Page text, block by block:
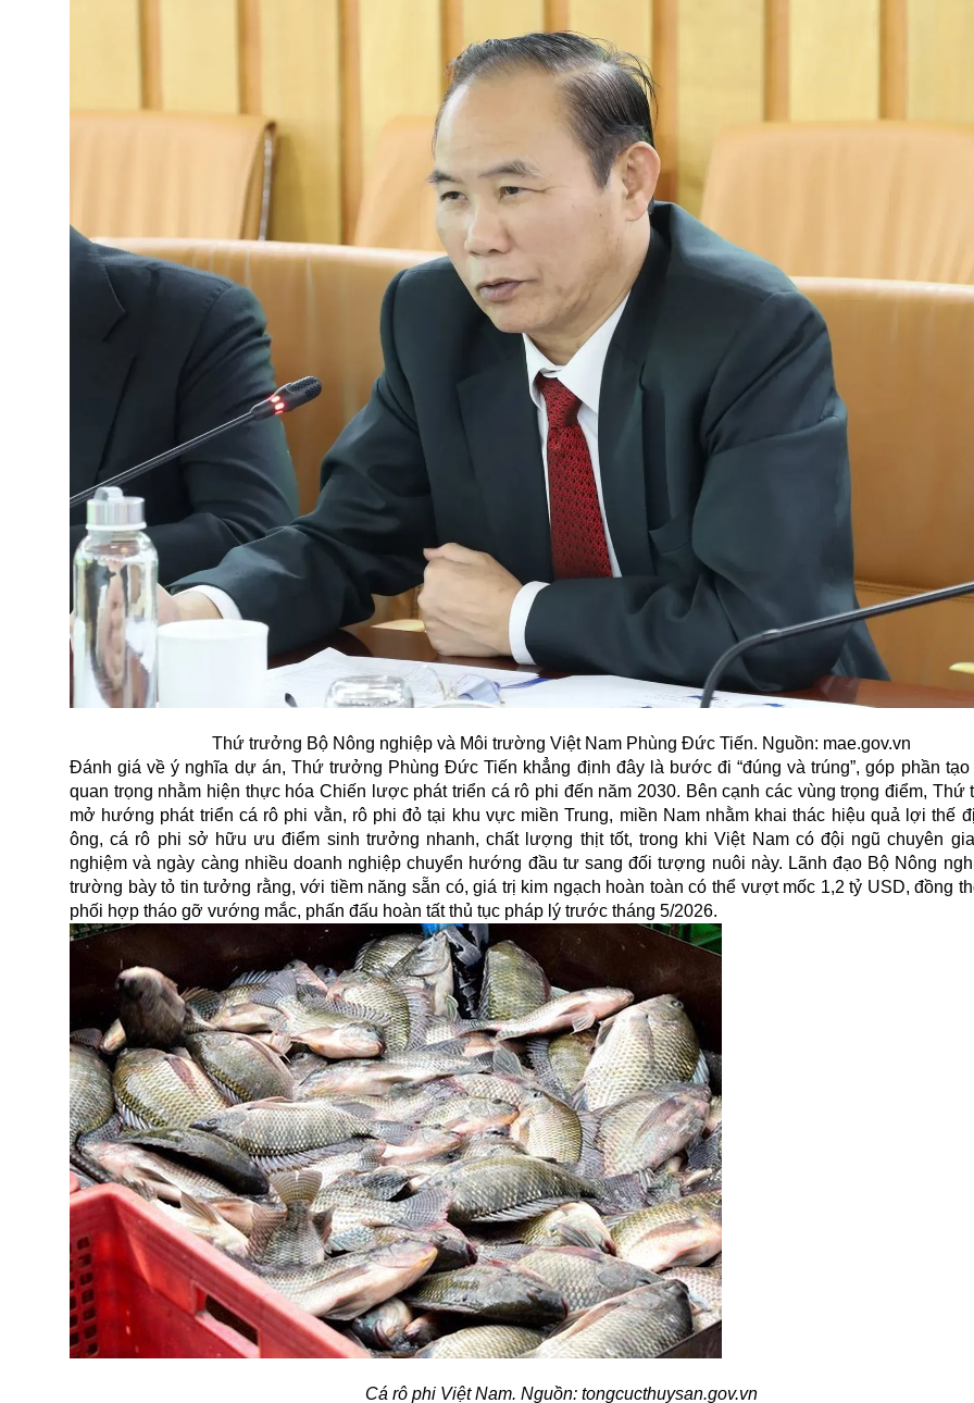
Thứ trưởng Bộ Nông nghiệp và Môi trường Việt Nam Phùng Đức Tiến. Nguồn: mae.gov.vn
Đánh giá về ý nghĩa dự án, Thứ trưởng Phùng Đức Tiến khẳng định đây là bước đi “đúng và trúng”, góp phần
quan trọng nhằm hiện thực hóa Chiến lược phát triển cá rô phi đến năm 2030. Bên cạnh các vùng trọng điểm, Thứ
mở hướng phát triển cá rô phi vằn, rô phi đỏ tại khu vực miền Trung, miền Nam nhằm khai thác hiệu quả lợi thế
ông, cá rô phi sở hữu ưu điểm sinh trưởng nhanh, chất lượng thịt tốt, trong khi Việt Nam có đội ngũ chuyên
nghiệm và ngày càng nhiều doanh nghiệp chuyển hướng đầu tư sang đối tượng nuôi này. Lãnh đạo Bộ Nông
trường bày tỏ tin tưởng rằng, với tiềm năng sẵn có, giá trị kim ngạch hoàn toàn có thể vượt mốc 1,2 tỷ USD, đồng
phối hợp tháo gỡ vướng mắc, phấn đấu hoàn tất thủ tục pháp lý trước tháng 5/2026.
Cá rô phi Việt Nam. Nguồn: tongcucthuysan.gov.vn